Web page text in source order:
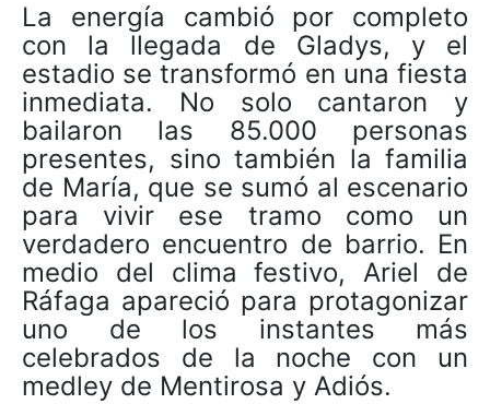
La energía cambió por completo
con la llegada de Gladys, y el
estadio se transformó en una fiesta
inmediata. No solo cantaron y
bailaron las 85.000 personas
presentes, sino también la familia
de María, que se sumó al escenario
para vivir ese tramo como un
verdadero encuentro de barrio. En
medio del clima festivo, Ariel de
Ráfaga apareció para protagonizar
uno de los instantes más
celebrados de la noche con un
medley de Mentirosa y Adiós.